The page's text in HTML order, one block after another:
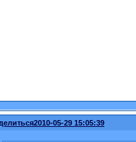
2010-05-29 15:05:39